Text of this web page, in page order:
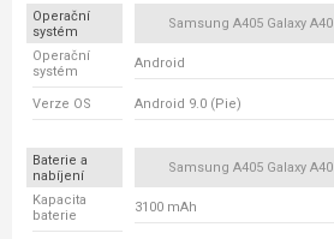
Operační
systém
Samsung A405 Galaxy A40
Operační
systém
Android
Verze OS Android 9.0 (Pie)
Baterie a
nabíjení
Samsung A405 Galaxy A40
Kapacita
baterie
3100 mAh